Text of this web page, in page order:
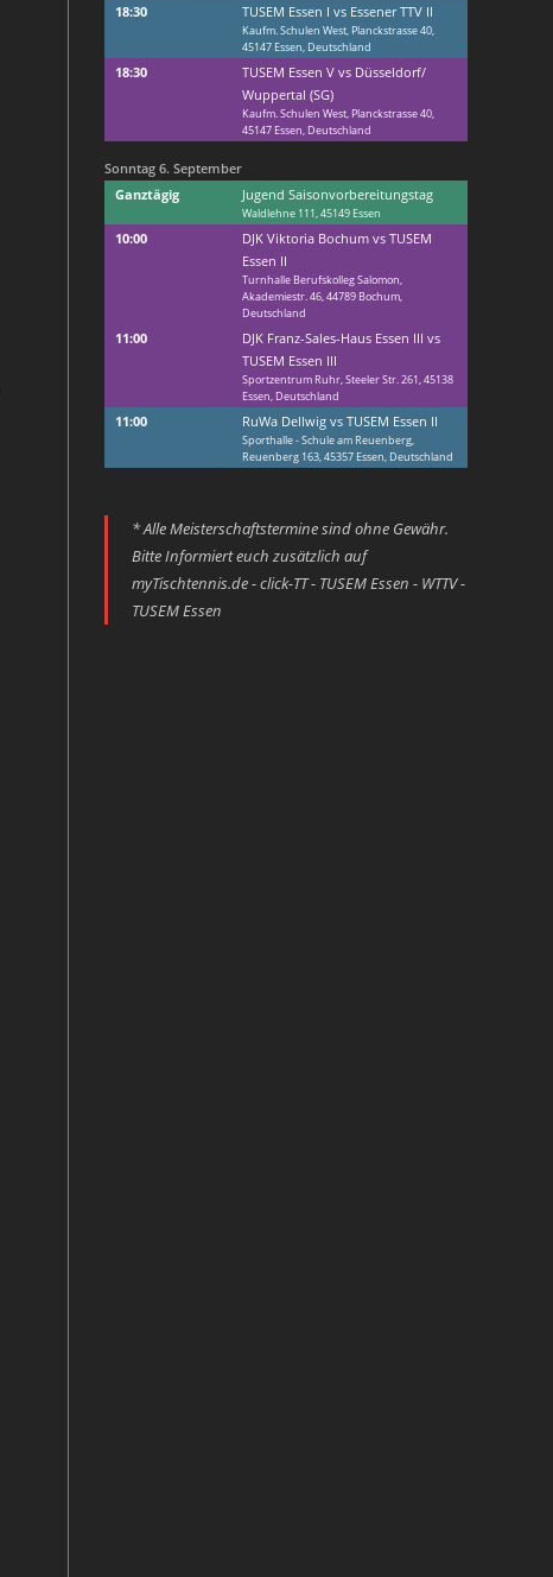
18:30
TUSEM Essen I vs Essener TTV II
Kaufm. Schulen West, Planckstrasse 40,
45147 Essen, Deutschland
18:30
TUSEM Essen V vs Düsseldorf/
Wuppertal (SG)
Kaufm. Schulen West, Planckstrasse 40,
45147 Essen, Deutschland
Sonntag 6. September
Ganztägig
Jugend Saisonvorbereitungstag
Waldlehne 111, 45149 Essen
10:00
DJK Viktoria Bochum vs TUSEM
Essen II
Turnhalle Berufskolleg Salomon,
Akademiestr. 46, 44789 Bochum,
Deutschland
11:00
DJK Franz-Sales-Haus Essen III vs
TUSEM Essen III
Sportzentrum Ruhr, Steeler Str. 261, 45138
Essen, Deutschland
11:00 RuWa Dellwig vs TUSEM Essen II
Sporthalle - Schule am Reuenberg,
Reuenberg 163, 45357 Essen, Deutschland
* Alle Meisterschaftstermine sind ohne Gewähr.
Bitte Informiert euch zusätzlich auf
myTischtennis.de - click-TT - TUSEM Essen - WTTV -
TUSEM Essen